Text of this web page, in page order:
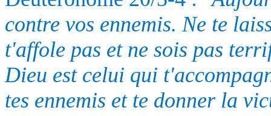
contre vos ennemis. Ne te
t'affole pas et ne sois pas
Dieu est celui qui
tes ennemis et te donner la